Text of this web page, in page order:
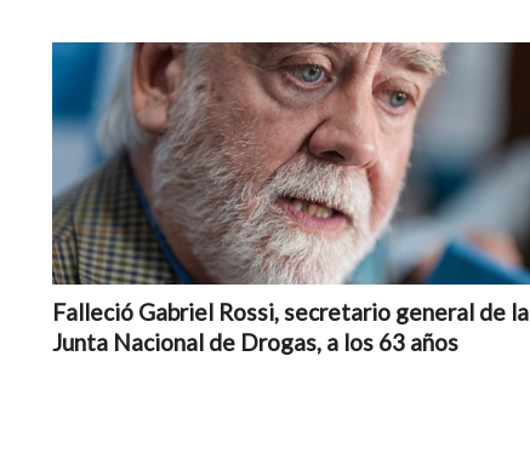
Falleció Gabriel Rossi, secretario general de la
Junta Nacional de Drogas, a los 63 años